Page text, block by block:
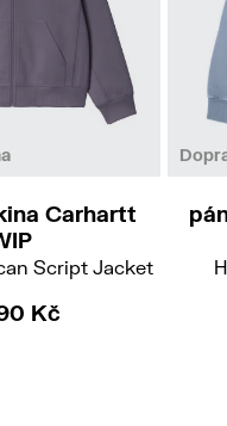
XL
Carhartt
Script Jacket
Kč